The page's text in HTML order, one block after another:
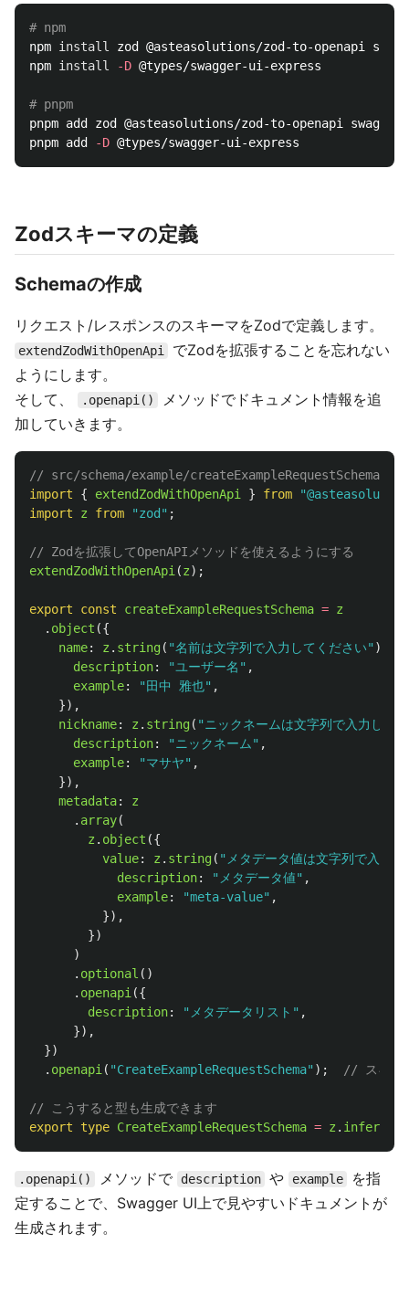
# npm
npm install zod @asteasolutions/zod-to-openapi
npm install -D @types/swagger-ui-express
# pnpm
pnpm add zod @asteasolutions/zod-to-openapi
pnpm add
-D
Zodスキーマの定義
Schemaの作成
リクエスト/レスポンスのスキーマをZodで定義します。
extendZodWithOpenApi
でZodを拡張することを忘れない
ようにします。
そして、
.openapi()
メソッドでドキュメント情報を追
加していきます。
// src/schema/example/createExampleRequestSchema.ts
import
{ extendZodWithOpenApi } from "
import
z from "zod " ;
// Zodを拡張してOpenAPIメソッドを使えるようにする
extendZodWithOpenApi (z);
export const createExampleRequestSchema = z
. object ({
name: z . string( "名前は文字列で入力してください" ).
description: "ユーザー名 " ,
example: " 田中 雅也" ,
}),
nickname: z . string( " ニックネームは文字列で入力して
description: " ニックネーム " ,
example: "マサヤ" ,
}),
metadata:
z
. array(
z . object ({
value: z . string( " メタデータ値は文字列で入力
description: " メタデータ値" ,
example: "meta-value" ,
}),
})
)
. optional ()
. openapi ({
description: " メタデータリスト " ,
}),
})
. openapi ( "CreateExampleRequestSchema" ); // スキー
// こうすると型も生成できます
export
type CreateExampleRequestSchema = z . infer
.openapi() メソッドで description や example
を指
定することで、Swagger UI上で見やすいドキュメントが
生成されます。